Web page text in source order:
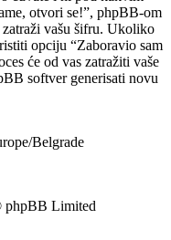
otvori se!”, phpBB-om
vašu šifru. Ukoliko
opciju “Zaboravio sam
će od vas zatražiti vaše
softver generisati novu
Belgrade
phpBB Limited